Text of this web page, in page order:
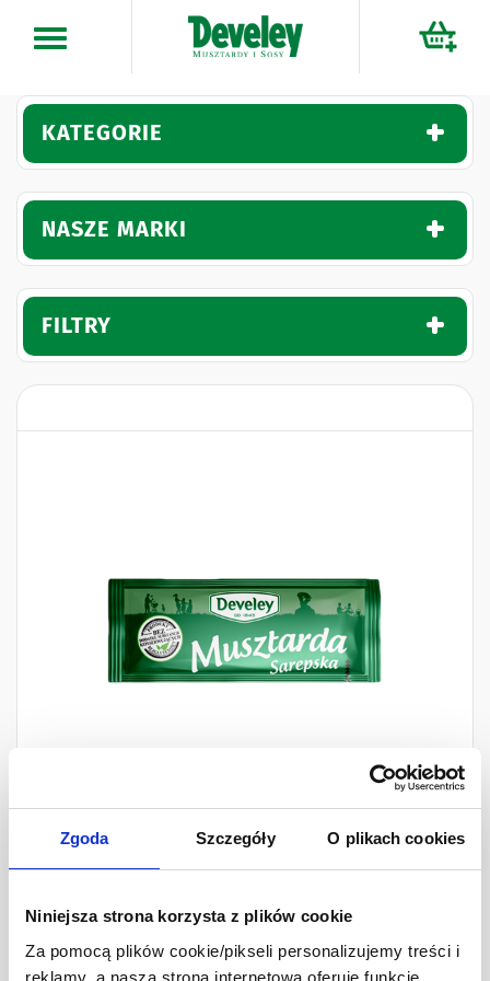
Zgoda Szczegóły O plikach cookies
Niniejsza strona korzysta z plików cookie
Za pomocą plików cookie/pikseli personalizujemy treści i
reklamy, a nasza strona internetowa oferuje funkcje
KATEGORIE
NASZE MARKI
FILTRY
Develey Musztarda 12g x
50 saszetek
saszetka 12 g/opakowanie zbiorcze 600g